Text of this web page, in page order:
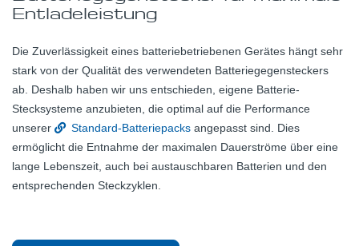
Entladeleistung
Die Zuverlässigkeit eines batteriebetriebenen Gerätes hängt sehr
stark von der Qualität des verwendeten Batteriegegensteckers
ab. Deshalb haben wir uns entschieden, eigene Batterie-
Stecksysteme anzubieten, die optimal auf die Performance
unserer
Standard-Batteriepacks angepasst sind. Dies
ermöglicht die Entnahme der maximalen Dauerströme über eine
lange Lebenszeit, auch bei austauschbaren Batterien und den
entsprechenden Steckzyklen.